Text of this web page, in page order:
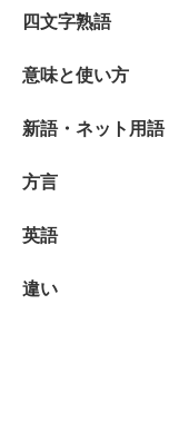
四文字熟語
意味と使い方
新語・ネット用語
方言
英語
違い